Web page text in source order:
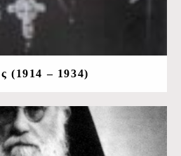
(1914 – 1934)